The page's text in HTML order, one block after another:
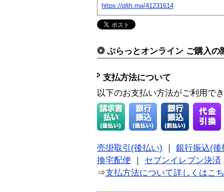
https://plth.me/41231614
ぷらっとオンライン ご購入の
支払方法について
以下のお支払い方法がご利用で
売掛取引(後払い)
銀行振込(後
換宅配便
セブンイレブン決済
⇒支払方法について詳しくはこ